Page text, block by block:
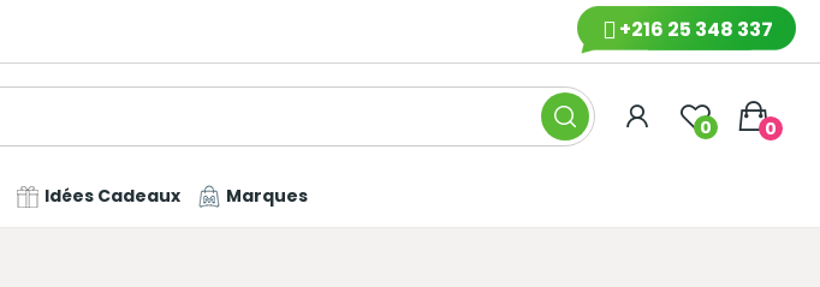
+216 25 348 337
0 0
Idées Cadeaux Marques